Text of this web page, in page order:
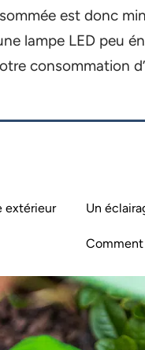
est donc
lampe LED peu
consommation
extérieur
Un
Comment